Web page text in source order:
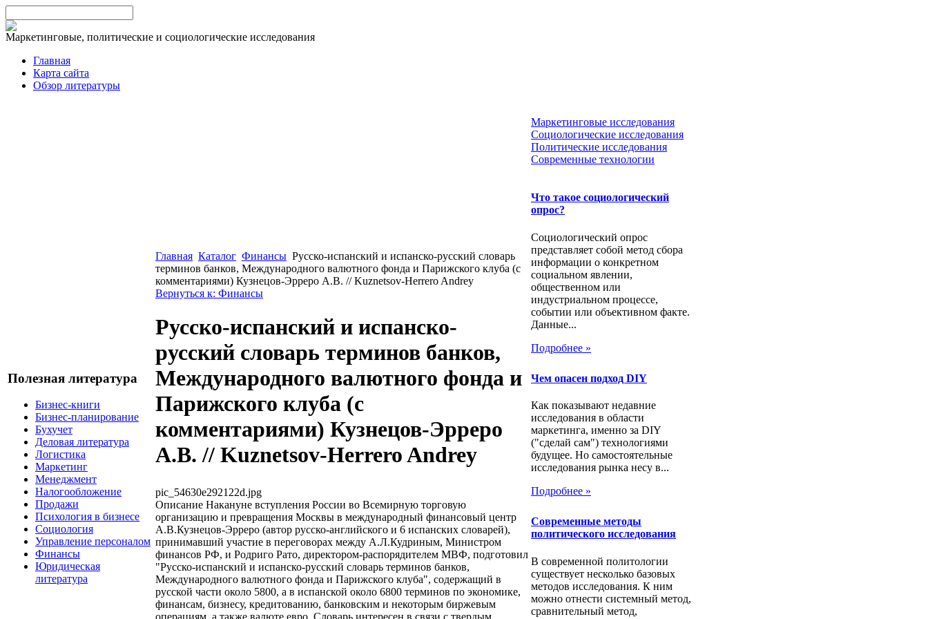
Маркетинговые, политические и социологические исследования
Главная
Карта сайта
Обзор литературы
Полезная литература
Бизнес-книги
Бизнес-планирование
Бухучет
Деловая литература
Логистика
Маркетинг
Менеджмент
Налогообложение
Продажи
Психология в бизнесе
Социология
Управление персоналом
Финансы
Юридическая
литература
Главная Каталог Финансы Русско-испанский и испанско-русский словарь
терминов банков, Международного валютного фонда и Парижского клуба (с
комментариями) Кузнецов-Эрреро А.В. // Kuznetsov-Herrero Andrey
Вернуться к: Финансы
Русско-испанский и испанско-
русский словарь терминов банков,
Международного валютного фонда и
Парижского клуба (с
комментариями) Кузнецов-Эрреро
А.В. // Kuznetsov-Herrero Andrey
pic_54630e292122d.jpg
Описание Накануне вступления России во Всемирную торговую
организацию и превращения Москвы в международный финансовый центр
А.В.Кузнецов-Эрреро (автор русско-английского и 6 испанских словарей),
принимавший участие в переговорах между А.Л.Кудриным, Министром
финансов РФ, и Родриго Рато, директором-распорядителем МВФ, подготовил
"Русско-испанский и испанско-русский словарь терминов банков,
Международного валютного фонда и Парижского клуба", содержащий в
русской части около 5800, а в испанской около 6800 терминов по экономике,
финансам, бизнесу, кредитованию, банковским и некоторым биржевым
операциям, а также валюте евро. Словарь интересен в связи с твердым
Маркетинговые исследования
Социологические исследования
Политические исследования
Современные технологии
Что такое социологический
опрос?
Социологический опрос
представляет собой метод сбора
информации о конкретном
социальном явлении,
общественном или
индустриальном процессе,
событии или объективном факте.
Данные...
Подробнее »
Чем опасен подход DIY
Как показывают недавние
исследования в области
маркетинга, именно за DIY
("сделай сам") технологиями
будущее. Но самостоятельные
исследования рынка несу в...
Подробнее »
Современные методы
политического исследования
В современной политологии
существует несколько базовых
методов исследования. К ним
можно отнести системный метод,
сравнительный метод,